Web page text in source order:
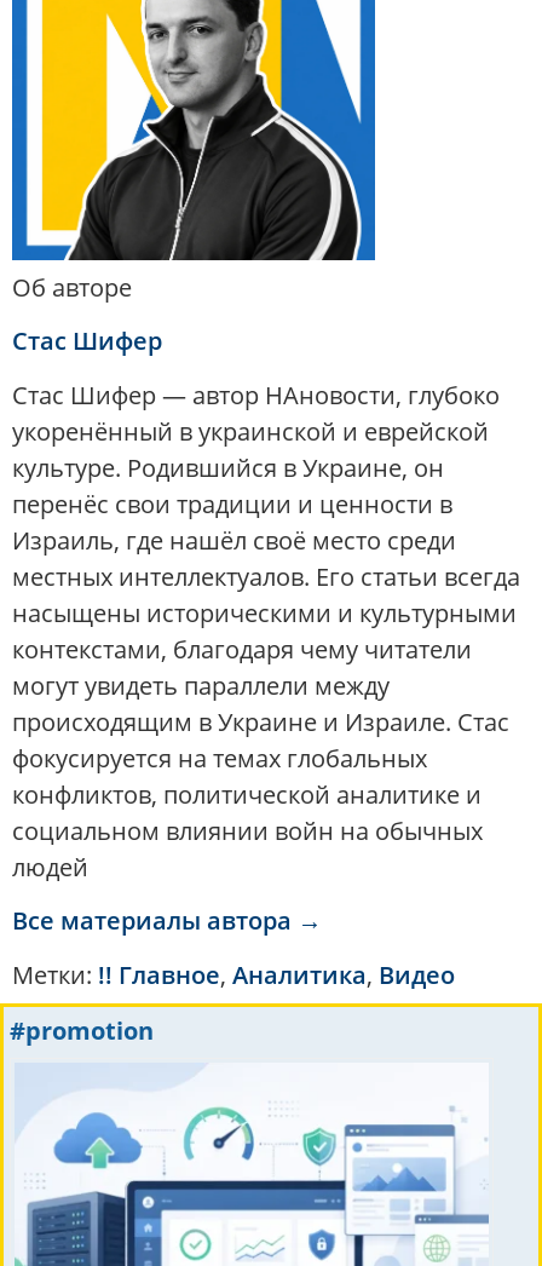
Об авторе
Стас Шифер
Стас Шифер — автор НАновости, глубоко
укоренённый в украинской и еврейской
культуре. Родившийся в Украине, он
перенёс свои традиции и ценности в
Израиль, где нашёл своё место среди
местных интеллектуалов. Его статьи всегда
насыщены историческими и культурными
контекстами, благодаря чему читатели
могут увидеть параллели между
происходящим в Украине и Израиле. Стас
фокусируется на темах глобальных
конфликтов, политической аналитике и
социальном влиянии войн на обычных
людей
Все материалы автора →
Метки: !! Главное, Аналитика, Видео
#promotion